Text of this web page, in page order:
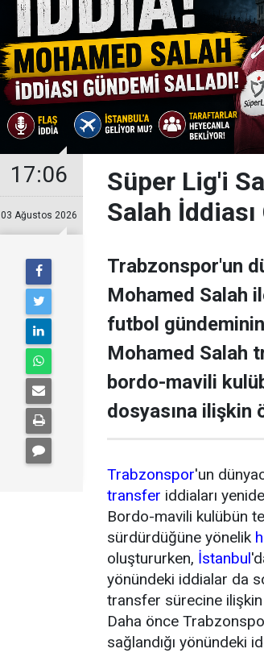
17:06
03 Ağustos 2026
Süper Lig'i
Salah
Trabzonspor'un
Mohamed Salah
futbol
Mohamed Salah
bordo-mavili
dosyasına ilişkin
Trabzonspor'un
transfer iddiaları
Bordo-mavili kulübün
sürdürdüğüne yönelik
oluştururken, İstanbul
yönündeki iddialar da
transfer sürecine ilişkin
Daha önce
sağlandığı yönündeki